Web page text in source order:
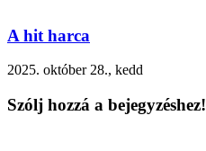
A hit harca
2025. október 28., kedd
Szólj hozzá a bejegyzéshez!